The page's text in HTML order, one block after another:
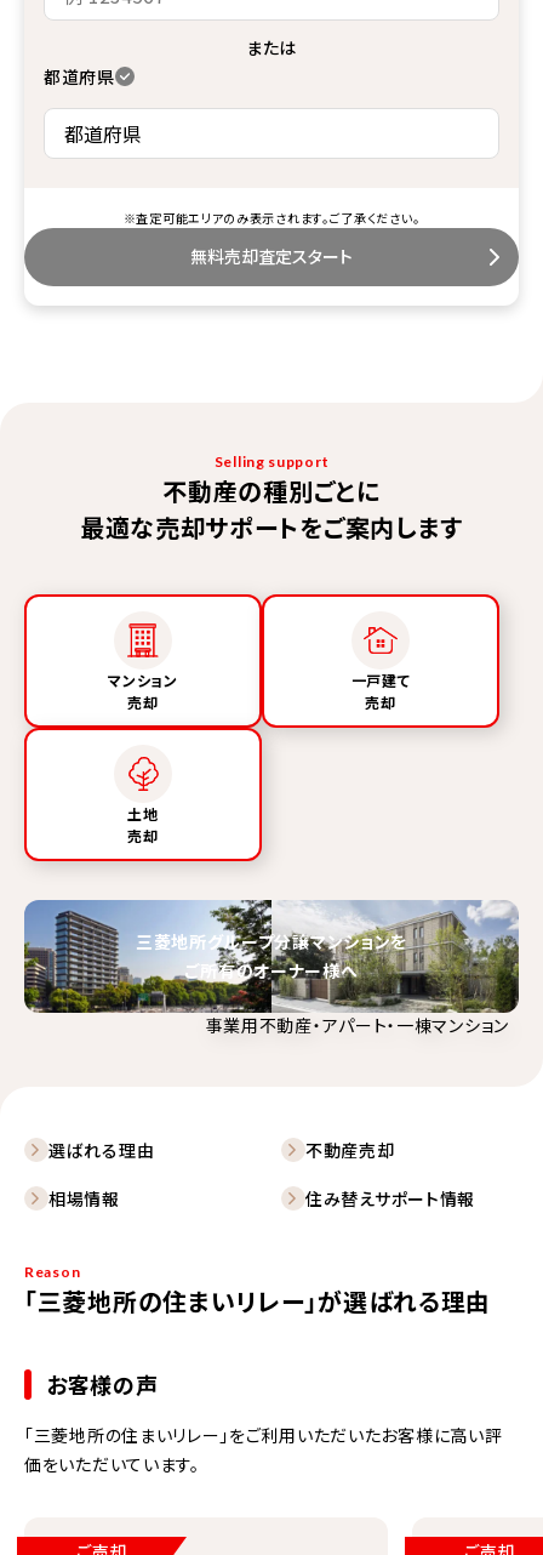
または
都道府県
※査定可能エリアのみ表示されます。ご了承ください。
無料売却査定スタート
Selling support
不動産の種別ごとに
最適な売却サポートをご案内します
マンション
売却
一戸建て
売却
土地
売却
三菱地所グループ分譲マンションを
ご所有のオーナー様へ
事業用不動産・アパート・一棟マンション
選ばれる理由
不動産売却
相場情報
住み替えサポート情報
Reason
「三菱地所の住まいリレー」が選ばれる理由
お客様の声
「三菱地所の住まいリレー」をご利用いただいたお客様に高い評
価をいただいています。